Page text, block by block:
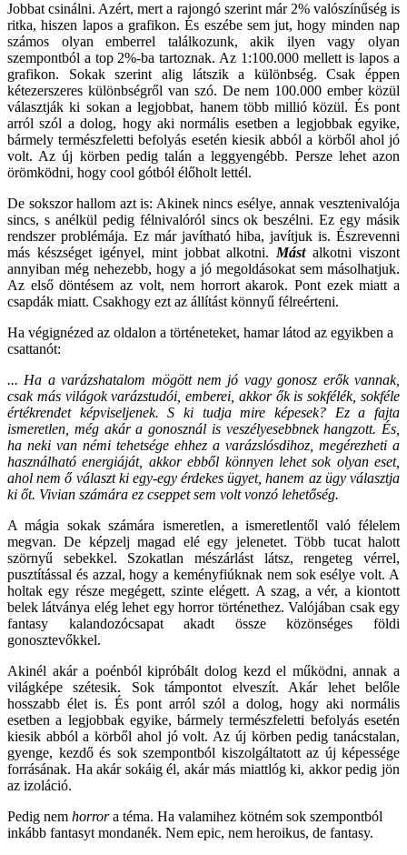
Jobbat csinálni. Azért, mert a rajongó szerint már 2% valószínűség is
ritka, hiszen lapos a grafikon. És eszébe sem jut, hogy minden nap
számos olyan emberrel találkozunk, akik ilyen vagy olyan
szempontból a top 2%-ba tartoznak. Az 1:100.000 mellett is lapos a
grafikon. Sokak szerint alig látszik a különbség. Csak éppen
kétezerszeres különbségről van szó. De nem 100.000 ember közül
választják ki sokan a legjobbat, hanem több millió közül. És pont
arról szól a dolog, hogy aki normális esetben a legjobbak egyike,
bármely természfeletti befolyás esetén kiesik abból a körből ahol jó
volt. Az új körben pedig talán a leggyengébb. Persze lehet azon
örömködni, hogy cool gótból élőholt lettél.
De sokszor hallom azt is: Akinek nincs esélye, annak vesztenivalója
sincs, s anélkül pedig félnivalóról sincs ok beszélni. Ez egy másik
rendszer problémája. Ez már javítható hiba, javítjuk is. Észrevenni
más készséget igényel, mint jobbat alkotni. Mástalkotni viszont
annyiban még nehezebb, hogy a jó megoldásokat sem másolhatjuk.
Az első döntésem az volt, nem horrort akarok. Pont ezek miatt a
csapdák miatt. Csakhogy ezt az állítást könnyű félreérteni.
Ha végignézed az oldalon a történeteket, hamar látod az egyikben a
csattanót:
... Ha a varázshatalom mögött nem jó vagy gonosz erők vannak,
csak más világok varázstudói, emberei, akkor ők is sokfélék, sokféle
értékrendet képviseljenek. S ki tudja mire képesek? Ez a fajta
ismeretlen, még akár a gonosznál is veszélyesebbnek hangzott. És,
ha neki van némi tehetsége ehhez a varázslósdihoz, megérezheti a
használható energiáját, akkor ebből könnyen lehet sok olyan eset,
ahol nem ő választ ki egy-egy érdekes ügyet, hanem az ügy választja
ki őt. Vivian számára ez cseppet sem volt vonzó lehetőség.
A mágia sokak számára ismeretlen, a ismeretlentől való félelem
megvan. De képzelj magad elé egy jelenetet. Több tucat halott
szörnyű sebekkel. Szokatlan mészárlást látsz, rengeteg vérrel,
pusztítással és azzal, hogy a keményfiúknak nem sok esélye volt. A
holtak egy része megégett, szinte elégett. A szag, a vér, a kiontott
belek látványa elég lehet egy horror történethez. Valójában csak egy
fantasy kalandozócsapat akadt össze közönséges földi
gonosztevőkkel.
Akinél akár a poénból kipróbált dolog kezd el működni, annak a
világképe szétesik. Sok támpontot elveszít. Akár lehet belőle
hosszabb élet is. És pont arról szól a dolog, hogy aki normális
esetben a legjobbak egyike, bármely természfeletti befolyás esetén
kiesik abból a körből ahol jó volt. Az új körben pedig tanácstalan,
gyenge, kezdő és sok szempontból kiszolgáltatott az új képessége
forrásának. Ha akár sokáig él, akár más miattlóg ki, akkor pedig jön
az izoláció.
Pedig nem horrora téma. Ha valamihez kötném sok szempontból
inkább fantasyt mondanék. Nem epic, nem heroikus, de fantasy.